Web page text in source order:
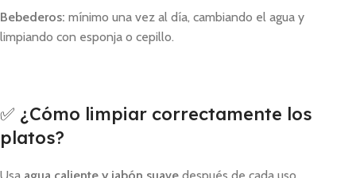
Bebederos: mínimo una vez al día, cambiando el agua y
limpiando con esponja o cepillo.
✅ ¿Cómo limpiar correctamente los
platos?